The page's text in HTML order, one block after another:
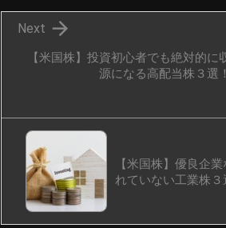
【米国株】投資初心者でも絶対的に
源になる高配当株３選

Next
【米国株】優良企
れていない工業株３